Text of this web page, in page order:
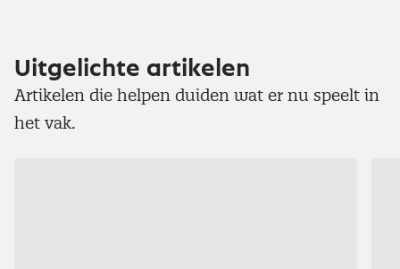
Uitgelichte artikelen
Artikelen die helpen duiden wat er nu speelt in
het vak.